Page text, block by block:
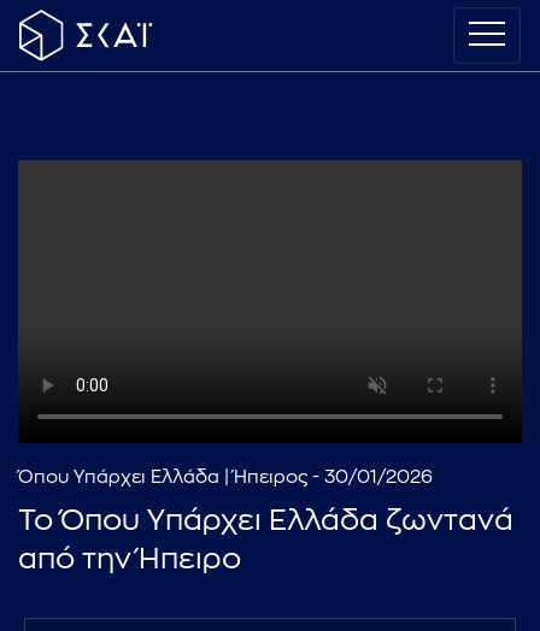
Όπου Υπάρχει Ελλάδα | Ήπειρος - 30/01/2026
Το Όπου Υπάρχει Ελλάδα ζωντανά
από την Ήπειρο